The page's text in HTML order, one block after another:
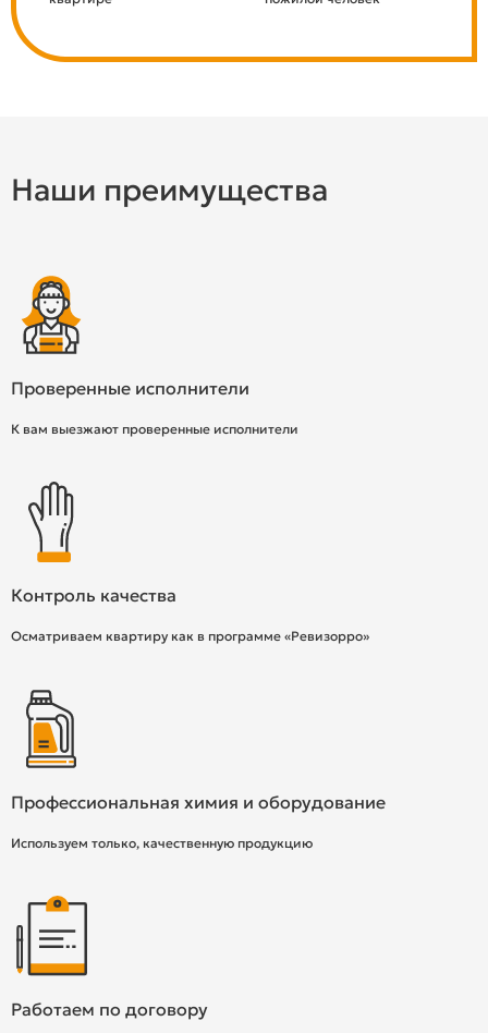
Наши преимущества
Проверенные исполнители
К вам выезжают проверенные исполнители
Контроль качества
Осматриваем квартиру как в программе «Ревизорро»
Профессиональная химия и оборудование
Используем только, качественную продукцию
Работаем по договору